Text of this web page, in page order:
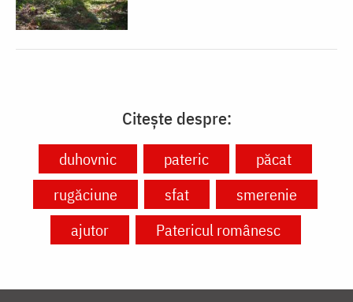
Citește despre:
duhovnic pateric
păcat
rugăciune
sfat
smerenie
ajutor
Patericul românesc